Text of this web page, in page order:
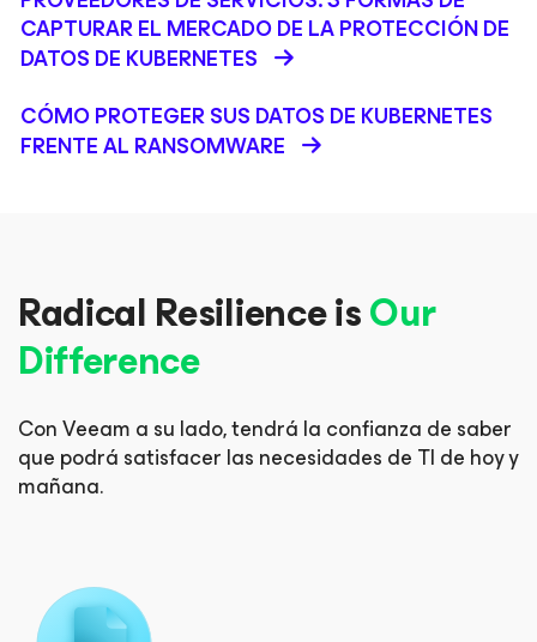
CAPTURAR EL MERCADO DE LA PROTECCIÓN DE
DATOS DE KUBERNETES
CÓMO PROTEGER SUS DATOS DE KUBERNETES
FRENTE AL RANSOMWARE
Radical Resilience isOur
Difference
Con Veeam a su lado, tendrá la confianza de saber
que podrá satisfacer las necesidades de TI de hoy y
mañana.